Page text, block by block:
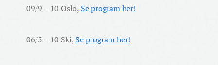
09/9 – 10 Oslo, Se program her!
06/5 – 10 Ski, Se program her!